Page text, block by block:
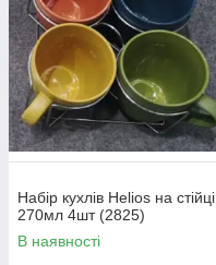
Набір кухлів Helios на стійці
270мл 4шт (2825)
В наявності